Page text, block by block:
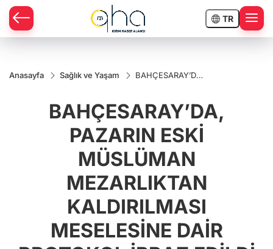
TR
Anasayfa Sağlık ve Yaşam
BAHÇESARAY’DA,
MEZARLIKTAN
KALDIRILMASI
MESELESİNE DAİR
PROTOKOL İBRAZ
EDİLDİ
BAHÇESARAY’DA,
PAZARIN ESKİ
MÜSLÜMAN
MEZARLIKTAN
KALDIRILMASI
MESELESİNE DAİR